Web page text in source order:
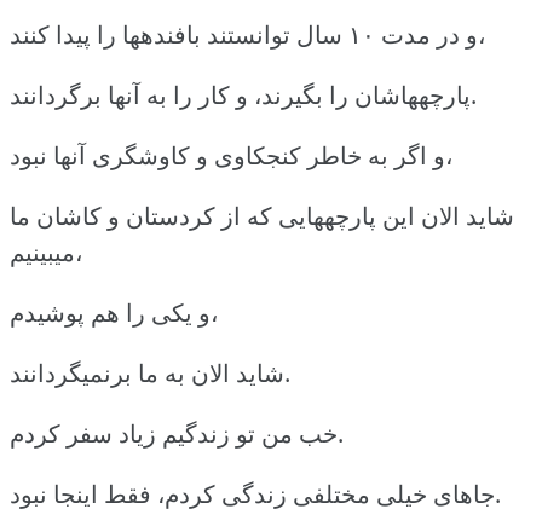
و در مدت ۱۰ سال توانستند بافندهها را پیدا کنند،
پارچههاشان را بگیرند، و کار را به آنها برگردانند.
و اگر به خاطر کنجکاوی و کاوشگری آنها نبود،
شاید الان این پارچههایی که از کردستان و کاشان ما
میبینیم،
و یکی را هم پوشیدم،
شاید الان به ما برنمیگردانند.
خب من تو زندگیم زیاد سفر کردم.
جاهای خیلی مختلفی زندگی کردم، فقط اینجا نبود.